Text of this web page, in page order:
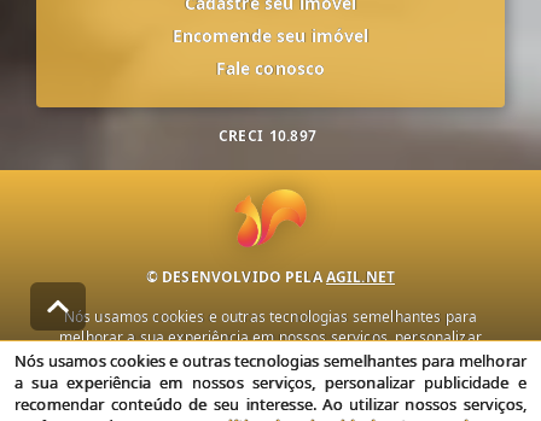
Encomende seu imóvel
Fale conosco
CRECI 10.897
© DESENVOLVIDO PELAAGIL.NET
Nós usamos cookies e outras tecnologias semelhantes para
melhorar a sua experiência em nossos serviços, personalizar
publicidade e recomendar conteúdo de seu interesse. Ao utilizar
nossos serviços, você concorda com nossa política de privacidade e
termos de uso.
Nós usamos cookies e outras tecnologias semelhantes para melhorar
a sua experiência em nossos serviços, personalizar publicidade e
recomendar conteúdo de seu interesse. Ao utilizar nossos serviços,